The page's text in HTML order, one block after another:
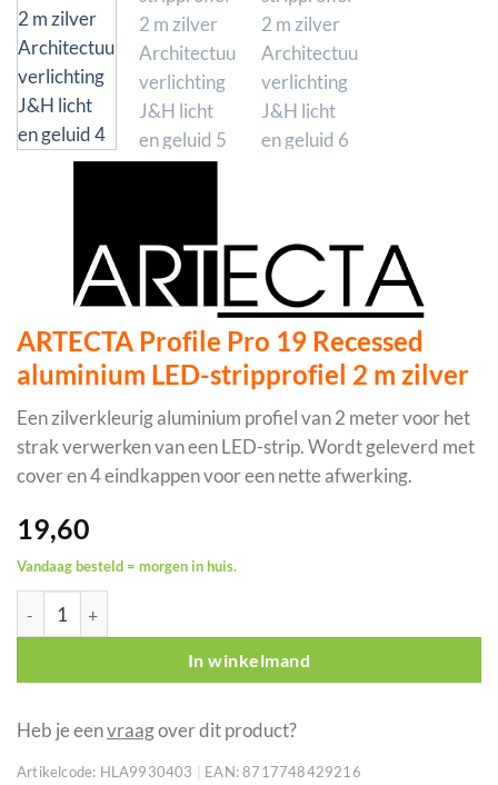
ARTECTA Profile Pro 19 Recessed
aluminium LED-stripprofiel 2 m zilver
Een zilverkleurig aluminium profiel van 2 meter voor het
strak verwerken van een LED-strip. Wordt geleverd met
cover en 4 eindkappen voor een nette afwerking.
19,60
Vandaag besteld = morgen in huis.
ARTECTA Profile Pro 19 Recessed aluminium LED-stripprofiel
In winkelmand
Heb je eenvraagover dit product?
Artikelcode: HLA9930403 EAN: 8717748429216